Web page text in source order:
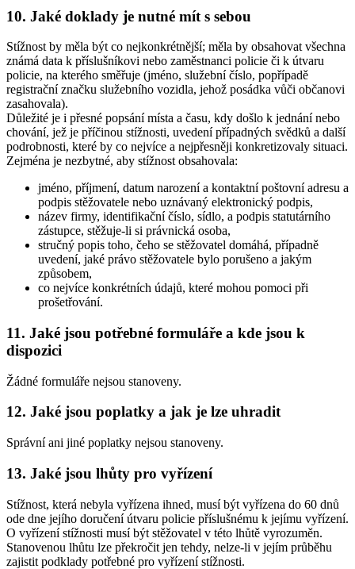
10. Jaké doklady je nutné mít s sebou
Stížnost by měla být co nejkonkrétnější; měla by obsahovat všechna
známá data k příslušníkovi nebo zaměstnanci policie či k útvaru
policie, na kterého směřuje (jméno, služební číslo, popřípadě
registrační značku služebního vozidla, jehož posádka vůči občanovi
zasahovala).
Důležité je i přesné popsání místa a času, kdy došlo k jednání nebo
chování, jež je příčinou stížnosti, uvedení případných svědků a další
podrobnosti, které by co nejvíce a nejpřesněji konkretizovaly situaci.
Zejména je nezbytné, aby stížnost obsahovala:
jméno, příjmení, datum narození a kontaktní poštovní adresu a
podpis stěžovatele nebo uznávaný elektronický podpis,
název firmy, identifikační číslo, sídlo, a podpis statutárního
zástupce, stěžuje-li si právnická osoba,
stručný popis toho, čeho se stěžovatel domáhá, případně
uvedení, jaké právo stěžovatele bylo porušeno a jakým
způsobem,
co nejvíce konkrétních údajů, které mohou pomoci při
prošetřování.
11. Jaké jsou potřebné formuláře a kde jsou k
dispozici
Žádné formuláře nejsou stanoveny.
12. Jaké jsou poplatky a jak je lze uhradit
Správní ani jiné poplatky nejsou stanoveny.
13. Jaké jsou lhůty pro vyřízení
Stížnost, která nebyla vyřízena ihned, musí být vyřízena do 60 dnů
ode dne jejího doručení útvaru policie příslušnému k jejímu vyřízení.
O vyřízení stížnosti musí být stěžovatel v této lhůtě vyrozuměn.
Stanovenou lhůtu lze překročit jen tehdy, nelze-li v jejím průběhu
zajistit podklady potřebné pro vyřízení stížnosti.